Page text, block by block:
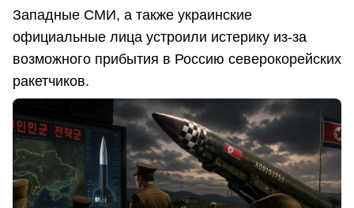
Западные СМИ, а также украинские
официальные лица устроили истерику из-за
возможного прибытия в Россию северокорейских
ракетчиков.